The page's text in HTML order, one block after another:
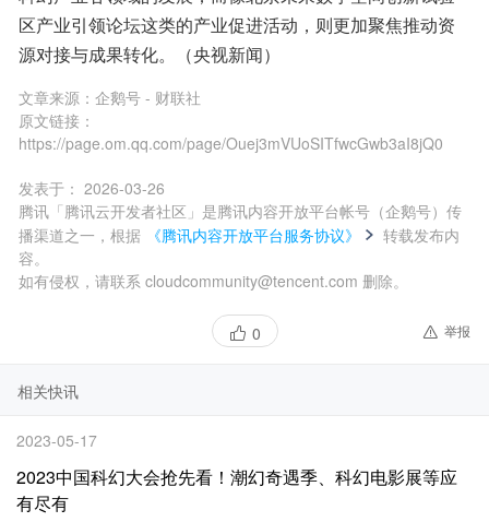
区产业引领论坛这类的产业促进活动，则更加聚焦推动资
源对接与成果转化。（央视新闻）
文章来源： 企鹅号 - 财联社
原文链接：
https://page.om.qq.com/page/Ouej3mVUoSITfwcGwb3aI8jQ0
发表于： 2026-03-26
腾讯「腾讯云开发者社区」是腾讯内容开放平台帐号（企鹅号）传
播渠道之一，根据
《腾讯内容开放平台服务协议》
转载发布内
容。
如有侵权，请联系 cloudcommunity@tencent.com 删除。
0 举报
相关快讯
2023-05-17
2023中国科幻大会抢先看！潮幻奇遇季、科幻电影展等应
有尽有